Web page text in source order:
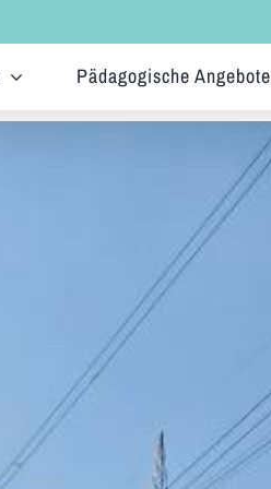
Pädagogische Angebote